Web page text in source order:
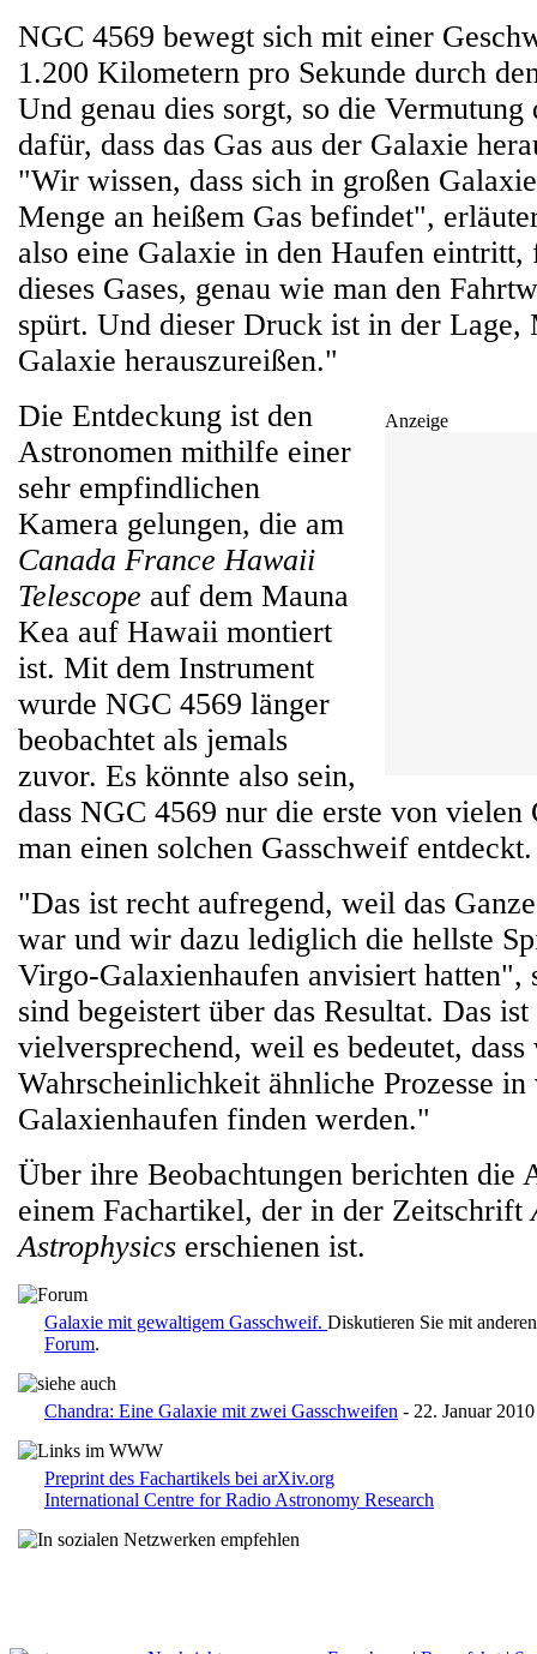
NGC 4569 bewegt sich mit einer
1.200 Kilometern pro Sekunde durch
Und genau dies sorgt, so die Vermutung
dafür, dass das Gas aus der Galaxie
"Wir wissen, dass sich in großen
Menge an heißem Gas befindet",
also eine Galaxie in den Haufen
dieses Gases, genau wie man den
spürt. Und dieser Druck ist in der Lage,
Galaxie herauszureißen."
Anzeige
Die Entdeckung ist den
Astronomen mithilfe einer
sehr empfindlichen
Kamera gelungen, die am
Canada France Hawaii
Telescope auf dem Mauna
Kea auf Hawaii montiert
ist. Mit dem Instrument
wurde NGC 4569 länger
beobachtet als jemals
zuvor. Es könnte also sein,
dass NGC 4569 nur die erste von
man einen solchen Gasschweif entdeckt.
"Das ist recht aufregend, weil das
war und wir dazu lediglich die hellste
Virgo-Galaxienhaufen anvisiert hatten",
sind begeistert über das Resultat. Das
vielversprechend, weil es bedeutet,
Wahrscheinlichkeit ähnliche Prozesse in
Galaxienhaufen finden werden."
Über ihre Beobachtungen berichten die
einem Fachartikel, der in der Zeitschrift
Astrophysics erschienen ist.
Galaxie mit gewaltigem Gasschweif. Diskutieren Sie mit
Forum.
Chandra: Eine Galaxie mit zwei Gasschweifen - 22. Januar 2010
Preprint des Fachartikels bei arXiv.org
International Centre for Radio Astronomy Research